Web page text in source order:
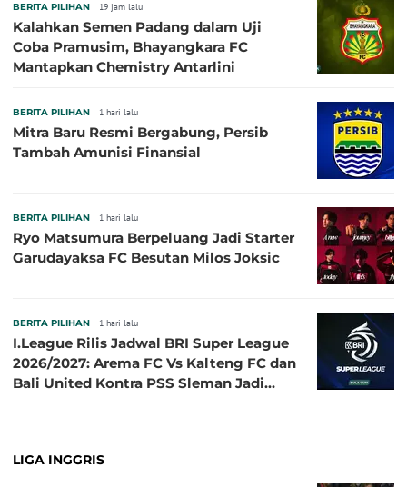
BERITA PILIHAN 19 jam lalu
Kalahkan Semen Padang dalam Uji
Coba Pramusim, Bhayangkara FC
Mantapkan Chemistry Antarlini
BERITA PILIHAN 1 hari lalu
Mitra Baru Resmi Bergabung, Persib
Tambah Amunisi Finansial
BERITA PILIHAN 1 hari lalu
Ryo Matsumura Berpeluang Jadi Starter
Garudayaksa FC Besutan Milos Joksic
BERITA PILIHAN 1 hari lalu
I.League Rilis Jadwal BRI Super League
2026/2027: Arema FC Vs Kalteng FC dan
Bali United Kontra PSS Sleman Jadi
LIGA INGGRIS